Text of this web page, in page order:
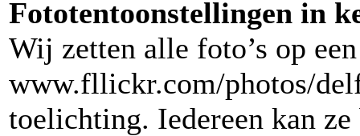
Fototentoonstellingen in
Wij zetten alle foto’s op
www.fllickr.com/photos/
toelichting. Iedereen kan